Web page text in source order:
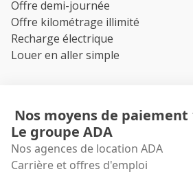
Offre demi-journée
Offre kilométrage illimité
Recharge électrique
Louer en aller simple
Nos moyens de paiement
Le groupe ADA
Nos agences de location ADA
Carrière et offres d'emploi